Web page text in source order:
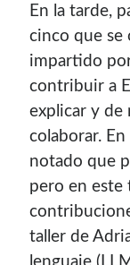
web, te
monetizar tu
Enlaces
En la tarde,
cinco que se
impartido
contribuir a
explicar y de
colaborar.
notado que
pero en este
taller de